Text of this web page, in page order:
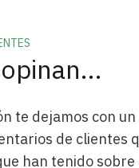
te dejamos con
de clientes
han tenido
sabe escuchar